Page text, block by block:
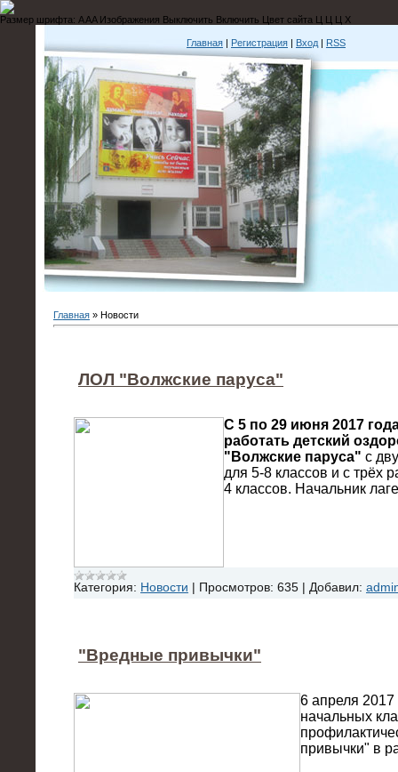
Размер шрифта: A AAИзображения Выключить Включить Цвет сайта Ц Ц Ц Х
Главная | Регистрация | Вход | RSS
Главная » Новости
ЛОЛ "Волжские паруса"
С 5 по 29 июня 2017
работать детский
"Волжские паруса" с
для 5-8 классов и с трёх
4 классов. Начальник
Категория: Новости Просмотров: 635 Добавил:
"Вредные привычки"
6 апреля
начальных
привычки" в